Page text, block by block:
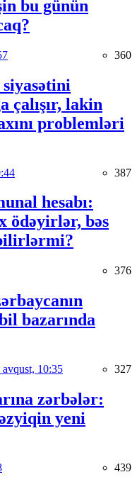
bu günün
360
çalışır, lakin
problemləri
387
hesabı:
ödəyirlər, bəs
376
bazarında
avqust, 10:35 327
zərbələr:
yeni
439